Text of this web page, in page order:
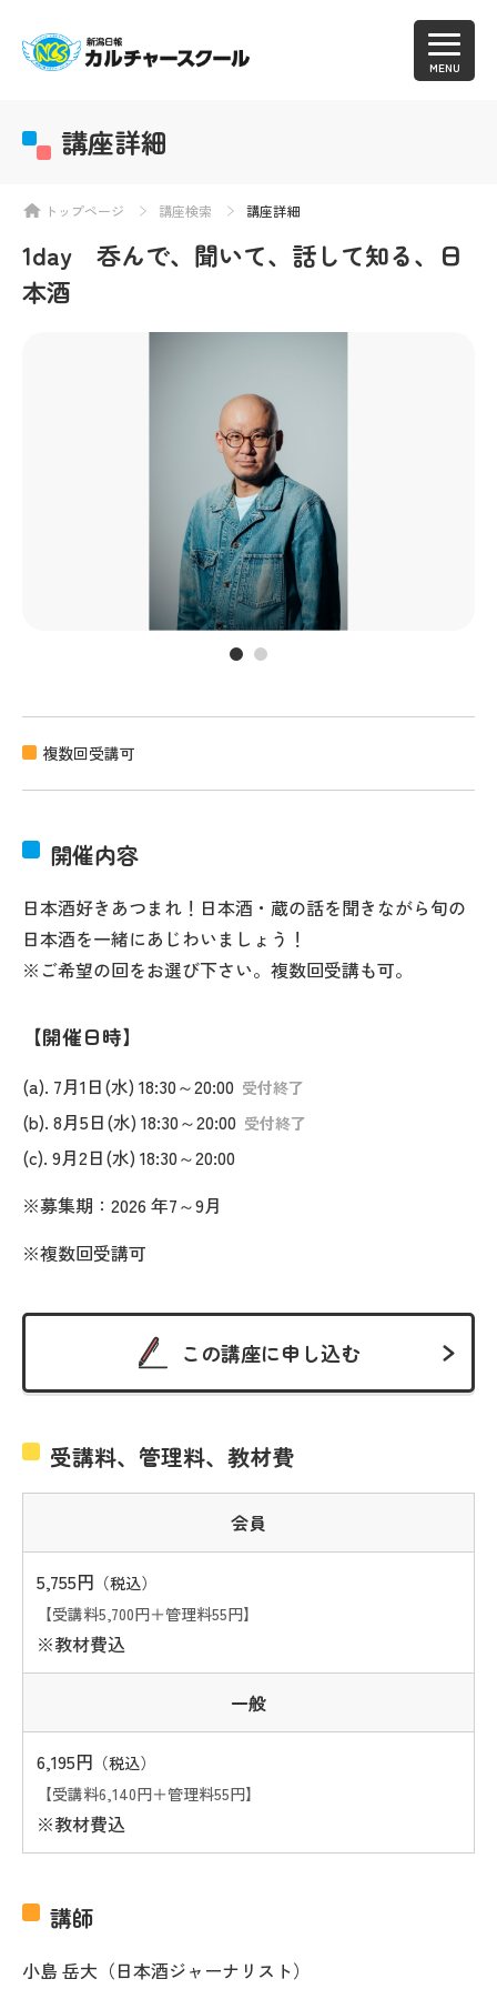
MENU
講座詳細
トップページ 講座検索 講座詳細
1day 呑んで、聞いて、話して知る、日
本酒
複数回受講可
開催内容
日本酒好きあつまれ！日本酒・蔵の話を聞きながら旬の
日本酒を一緒にあじわいましょう！
※ご希望の回をお選び下さい。複数回受講も可。
開催日時
(a). 7月1日(水) 18:30～20:00 受付終了
(b). 8月5日(水) 18:30～20:00 受付終了
(c). 9月2日(水) 18:30～20:00
※募集期：2026 年7～9月
※複数回受講可
この講座に申し込む
受講料、管理料、教材費
会員
5,755円 （税込）
【受講料5,700円＋管理料55円】
※教材費込
一般
6,195円 （税込）
【受講料6,140円＋管理料55円】
※教材費込
講師
小島 岳大（日本酒ジャーナリスト）